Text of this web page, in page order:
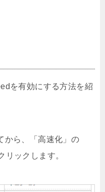
を有効にする方法を紹
から、「高速化」の
リックします。